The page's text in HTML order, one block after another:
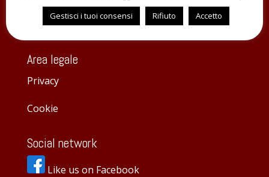
La Madia
Area legale
Privacy
Cookie
Social network
Like us on Facebook
Gestisci i tuoi consensi Rifiuto Accetto